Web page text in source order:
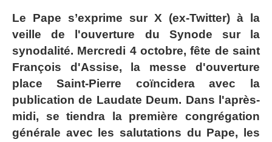
Le Pape s’exprime sur X (ex-Twitter) à la
veille de l'ouverture du Synode sur la
synodalité. Mercredi 4 octobre, fête de saint
François d'Assise, la messe d'ouverture
place Saint-Pierre coïncidera avec la
publication de Laudate Deum. Dans l'après-
midi, se tiendra la première congrégation
générale avec les salutations du Pape, les